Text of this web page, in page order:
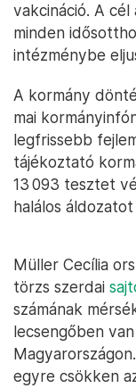
vakcináció. A
minden
intézménybe
A kormány
mai
legfrissebb
tájékoztató
13 093 tesztet
halálos
Müller Cecília
törzs szerdai
számának
lecsengőben
egyre csökken